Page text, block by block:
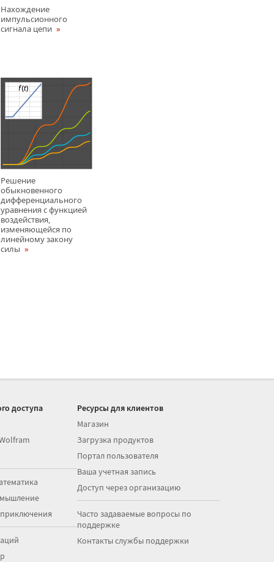
Нахождение
импульсионного
сигнала цепи
Решение
обыкновенного
дифференциального
уравнения с функцией
воздействия,
изменяющейся по
линейному закону
силы
доступа
Ресурсы для клиентов
Магазин
Загрузка продуктов
Портал пользователя
Ваша учетная запись
Доступ через организацию
Часто задаваемые вопросы по
поддержке
Контакты службы поддержки